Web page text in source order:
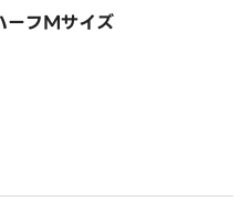
ーフMサイズ